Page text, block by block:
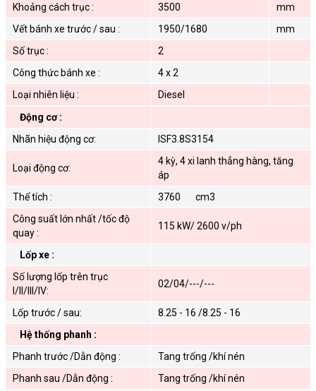
Khoảng cách trục : 3500
mm
Vết bánh xe trước / sau :
1950/1680
mm
Số trục :
2
Công thức bánh xe :
4 x 2
Loại nhiên liệu :
Diesel
Động cơ :
Nhãn hiệu động cơ:
ISF3.8S3154
Loại động cơ:
4 kỳ, 4 xi lanh thẳng hàng, tăng
áp
Thể tích :
3760 cm3
Công suất lớn nhất /tốc độ
quay :
115 kW/ 2600 v/ph
Lốp xe :
Số lượng lốp trên trục
I/II/III/IV:
02/04/---/---
Lốp trước / sau:
8.25 - 16 /8.25 - 16
Hệ thống phanh :
Phanh trước /Dẫn động :
Tang trống /khí nén
Phanh sau /Dẫn động :
Tang trống /khí nén